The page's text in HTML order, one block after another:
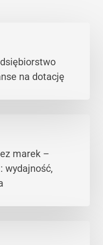
na dotację
marek –
wydajność,